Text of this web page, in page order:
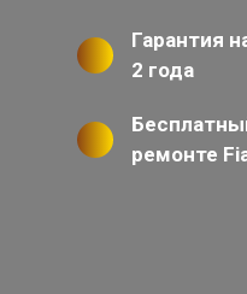
Гарантия
2 года
ремонте